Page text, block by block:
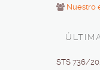
Nuestro
STS 736/